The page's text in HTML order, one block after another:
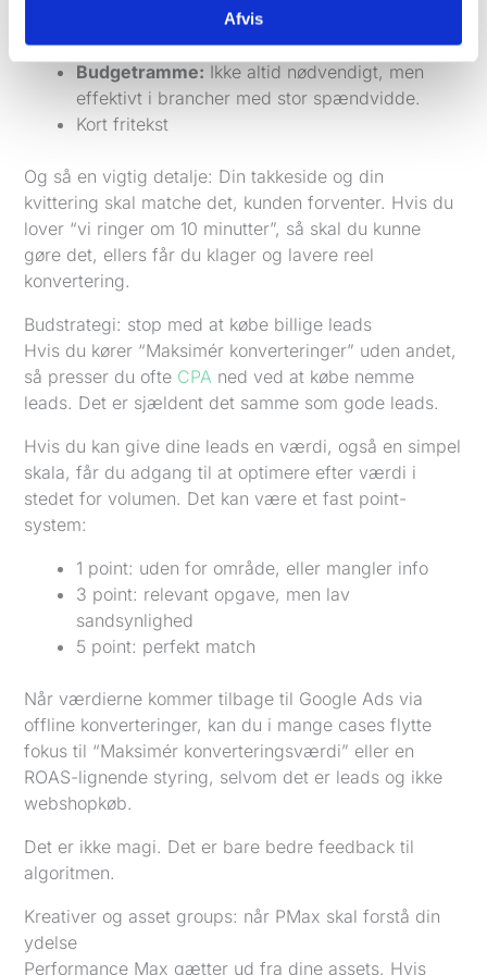
Afvis
“Akut”, “inden for 1 uge”, “når
det passer”.
Budgetramme: Ikke altid nødvendigt, men
effektivt i brancher med stor spændvidde.
Kort fritekst
Og så en vigtig detalje: Din takkeside og din
kvittering skal matche det, kunden forventer. Hvis du
lover “vi ringer om 10 minutter”, så skal du kunne
gøre det, ellers får du klager og lavere reel
konvertering.
Budstrategi: stop med at købe billige leads
Hvis du kører “Maksimér konverteringer” uden andet,
så presser du ofte CPA ned ved at købe nemme
leads. Det er sjældent det samme som gode leads.
Hvis du kan give dine leads en værdi, også en simpel
skala, får du adgang til at optimere efter værdi i
stedet for volumen. Det kan være et fast point-
system:
1 point: uden for område, eller mangler info
3 point: relevant opgave, men lav
sandsynlighed
5 point: perfekt match
Når værdierne kommer tilbage til Google Ads via
offline konverteringer, kan du i mange cases flytte
fokus til “Maksimér konverteringsværdi” eller en
ROAS-lignende styring, selvom det er leads og ikke
webshopkøb.
Det er ikke magi. Det er bare bedre feedback til
algoritmen.
Kreativer og asset groups: når PMax skal forstå din
ydelse
Performance Max gætter ud fra dine assets. Hvis